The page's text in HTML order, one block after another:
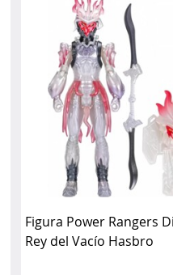
Figura Power Rangers
Rey del Vacío Hasbro